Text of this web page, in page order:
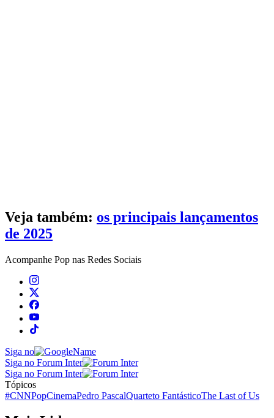
Veja também: os principais lançamentos
de 2025
Acompanhe Pop nas Redes Sociais
Siga no
Siga no Forum Inter
Siga no Forum Inter
Tópicos
#CNNPopCinemaPedro PascalQuarteto FantásticoThe Last of Us